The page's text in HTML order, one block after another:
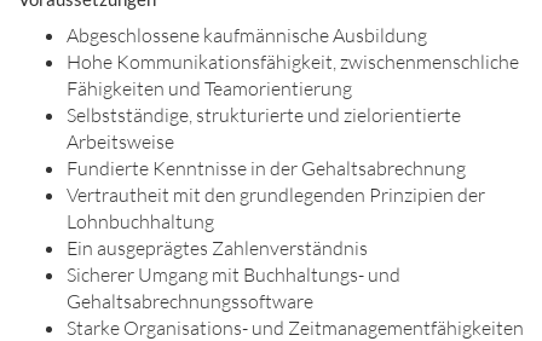
Abgeschlossene kaufmännische Ausbildung
Hohe Kommunikationsfähigkeit, zwischenmenschliche
Fähigkeiten und Teamorientierung
Selbstständige, strukturierte und zielorientierte
Arbeitsweise
Fundierte Kenntnisse in der Gehaltsabrechnung
Vertrautheit mit den grundlegenden Prinzipien der
Lohnbuchhaltung
Ein ausgeprägtes Zahlenverständnis
Sicherer Umgang mit Buchhaltungs- und
Gehaltsabrechnungssoftware
Starke Organisations- und Zeitmanagementfähigkeiten